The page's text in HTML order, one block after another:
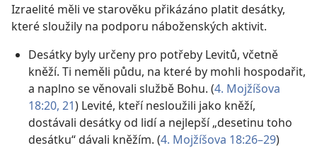
Izraelité měli ve starověku přikázáno platit desátky,
které sloužily na podporu náboženských aktivit.
Desátky byly určeny pro potřeby Levitů, včetně
kněží. Ti neměli půdu, na které by mohli hospodařit,
a naplno se věnovali službě Bohu. (4. Mojžíšova
18:20, 21) Levité, kteří nesloužili jako kněží,
dostávali desátky od lidí a nejlepší „desetinu toho
desátku“ dávali kněžím. (4. Mojžíšova 18:26–29)